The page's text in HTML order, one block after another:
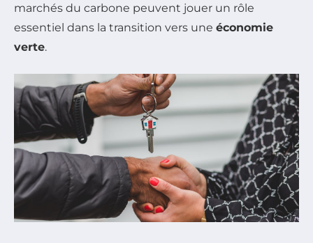
marchés du carbone peuvent jouer un rôle
essentiel dans la transition vers une économie
verte.